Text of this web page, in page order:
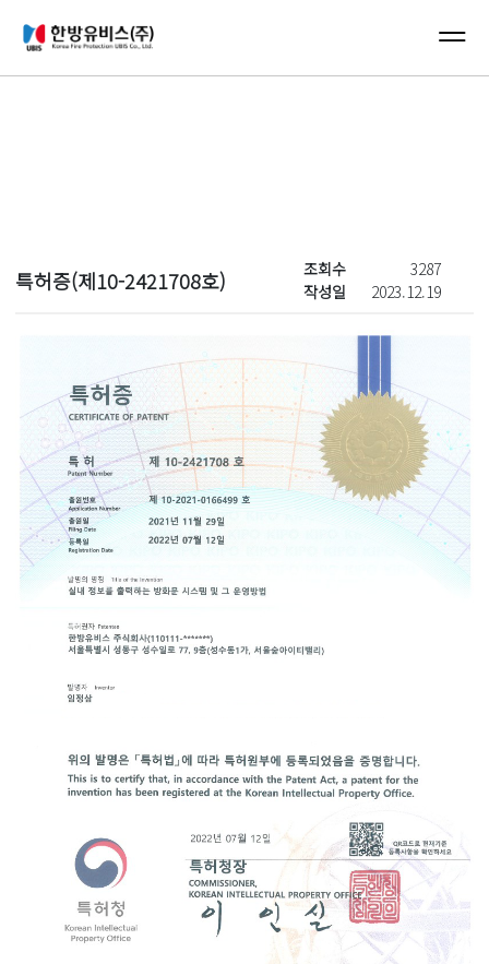
메인 메뉴 바로가기
특허증(제10-2421708호) 조회수
3287
작성일
2023.12.19